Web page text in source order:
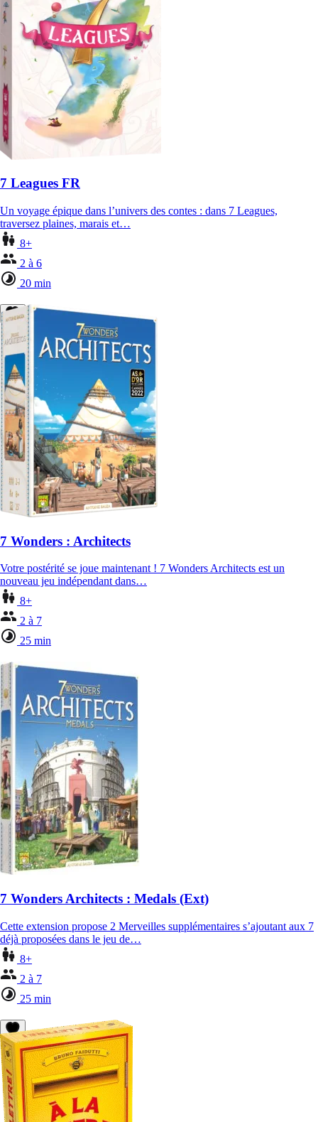
7 Leagues FR
Un voyage épique dans l’univers des contes : dans 7 Leagues,
traversez plaines, marais et…
8+
2 à 6
20 min
7 Wonders : Architects
Votre postérité se joue maintenant ! 7 Wonders Architects est un
nouveau jeu indépendant dans…
8+
2 à 7
25 min
7 Wonders Architects : Medals (Ext)
Cette extension propose 2 Merveilles supplémentaires s’ajoutant aux 7
déjà proposées dans le jeu de…
8+
2 à 7
25 min